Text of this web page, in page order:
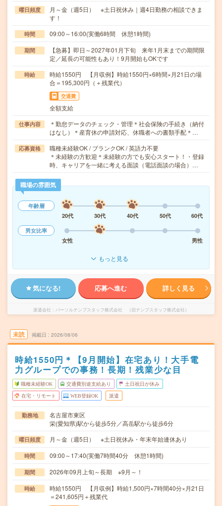
曜日頻度
月～金（週5日） ※土日祝休み｜週4日勤務の相談できま
す！
時間 09:00～16:00(実働6時間 休憩1時間)
期間
【急募】即日～2027年01月下旬 来年1月末までの期間限
定／延長の可能性もあり！9月開始もOKです
時給
時給1550円 【月収例】時給1550円×6時間×月21日の場
合＝195,300円（＋残業代）
交通費
全額支給
仕事内容
＊勤怠データのチェック・管理＊社会保険の手続き（納付
はなし）＊産育休の申請対応、休職者への書類手配＊…
応募資格
職種未経験OK / ブランクOK / 英語力不要
＊未経験の方歓迎＊未経験の方でも安心スタート！・登録
時、キャリアを一緒に考える面談（電話面談の場合）…
職場の雰囲気
年齢層
20代
30代 40代 50代
60代
男女比率
女性
男性
もっと見る
気になる! 応募へ進む 詳しく見る
派遣会社 パーソルテンプスタッフ株式会社 （旧テンプスタッフ株式会社）
未読 掲載日 2026/08/06
時給1550円＊【9月開始】在宅あり！大手電
力グループでの事務！長期！残業少な目
職種未経験OK 交通費別途支給あり 土日祝日が休み
在宅・リモート WEB登録OK 派遣
勤務地
名古屋市東区
栄(愛知県)駅から徒歩5分／高岳駅から徒歩6分
曜日頻度 月～金（週5日） ※土日祝休み・年末年始連休あり
時間 09:00～17:40(実働7時間40分 休憩1時間)
期間 2026年09月上旬～長期 ※9月～！
時給
時給1550円 【月収例】時給1,500円×7時間40分×月21日
＝241,605円＋残業代